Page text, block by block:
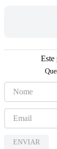
Este
ENVIAR